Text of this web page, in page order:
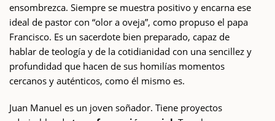
ensombrezca. Siempre se muestra positivo y encarna ese
ideal de pastor con “olor a oveja”, como propuso el papa
Francisco. Es un sacerdote bien preparado, capaz de
hablar de teología y de la cotidianidad con una sencillez y
profundidad que hacen de sus homilías momentos
cercanos y auténticos, como él mismo es.
Juan Manuel es un joven soñador. Tiene proyectos